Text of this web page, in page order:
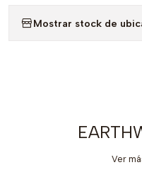
Mostrar stock de
Ver